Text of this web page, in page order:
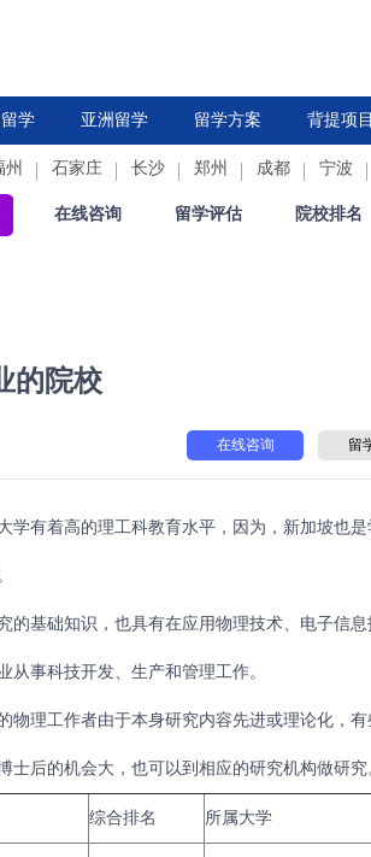
学
法国 荷兰 西班牙 意大利
亚洲留学
中国香港 新加坡 日本
留学方案 背提项目
州 石家庄 长沙 郑州 成都 宁波
在线咨询 留学评估 院校排名
的院校
在线咨询 留
有着高的理工科教育水平，因为，新加坡也是
基础知识，也具有在应用物理技术、电子信息
事科技开发、生产和管理工作。
理工作者由于本身研究内容先进或理论化，有
后的机会大，也可以到相应的研究机构做研究
综合排名 所属大学